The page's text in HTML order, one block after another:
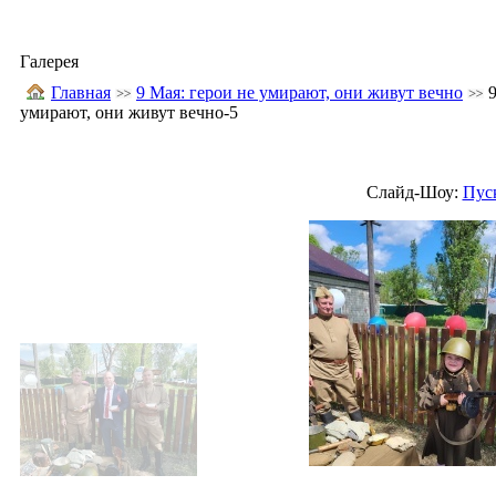
Галерея
Главная
9 Мая: герои не умирают, они живут вечно
умирают, они живут вечно-5
Слайд-Шоу: